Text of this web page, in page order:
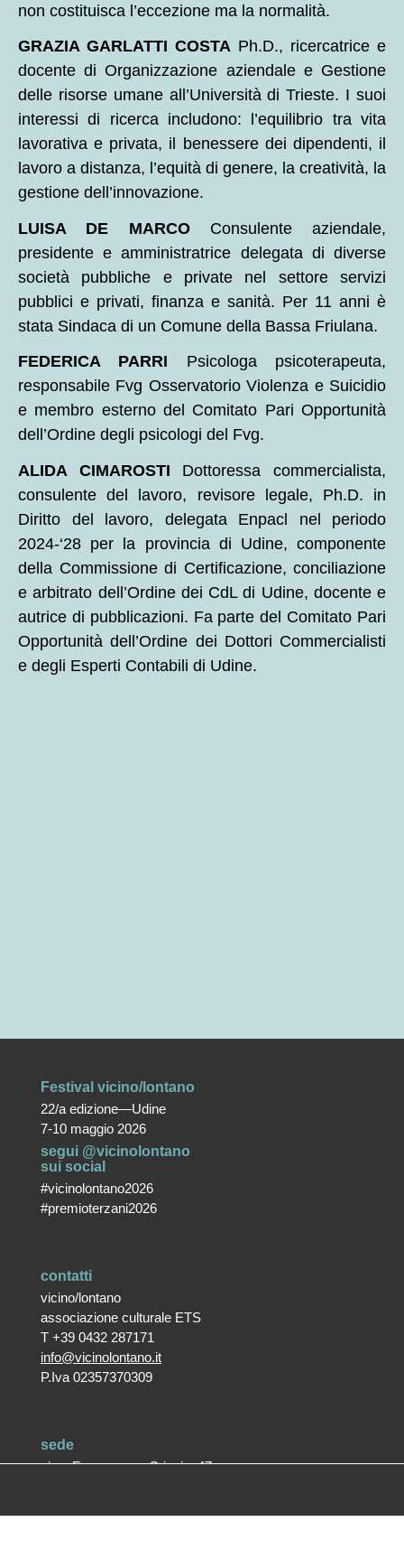
non costituisca l’eccezione ma la normalità.
GRAZIA GARLATTI COSTA Ph.D., ricercatrice e
docente di Organizzazione aziendale e Gestione
delle risorse umane all’Università di Trieste. I suoi
interessi di ricerca includono: l’equilibrio tra vita
lavorativa e privata, il benessere dei dipendenti, il
lavoro a distanza, l’equità di genere, la creatività, la
gestione dell’innovazione.
LUISA DE MARCOConsulente aziendale,
presidente e amministratrice delegata di diverse
società pubbliche e private nel settore servizi
pubblici e privati, finanza e sanità. Per 11 anni è
stata Sindaca di un Comune della Bassa Friulana.
FEDERICA PARRI Psicologa psicoterapeuta,
responsabile Fvg Osservatorio Violenza e Suicidio
e membro esterno del Comitato Pari Opportunità
dell’Ordine degli psicologi del Fvg.
ALIDA CIMAROSTI Dottoressa commercialista,
consulente del lavoro, revisore legale, Ph.D. in
Diritto del lavoro, delegata Enpacl nel periodo
2024-‘28 per la provincia di Udine, componente
della Commissione di Certificazione, conciliazione
e arbitrato dell’Ordine dei CdL di Udine, docente e
autrice di pubblicazioni. Fa parte del Comitato Pari
Opportunità dell’Ordine dei Dottori Commercialisti
e degli Esperti Contabili di Udine.
Festival vicino/lontano
22/a edizione—Udine
7-10 maggio 2026
segui @vicinolontano
sui social
#vicinolontano2026
#premioterzani2026
contatti
vicino/lontano
associazione culturale ETS
T +39 0432 287171
info@vicinolontano.it
P.Iva 02357370309
sede
via Francesco Crispi 47